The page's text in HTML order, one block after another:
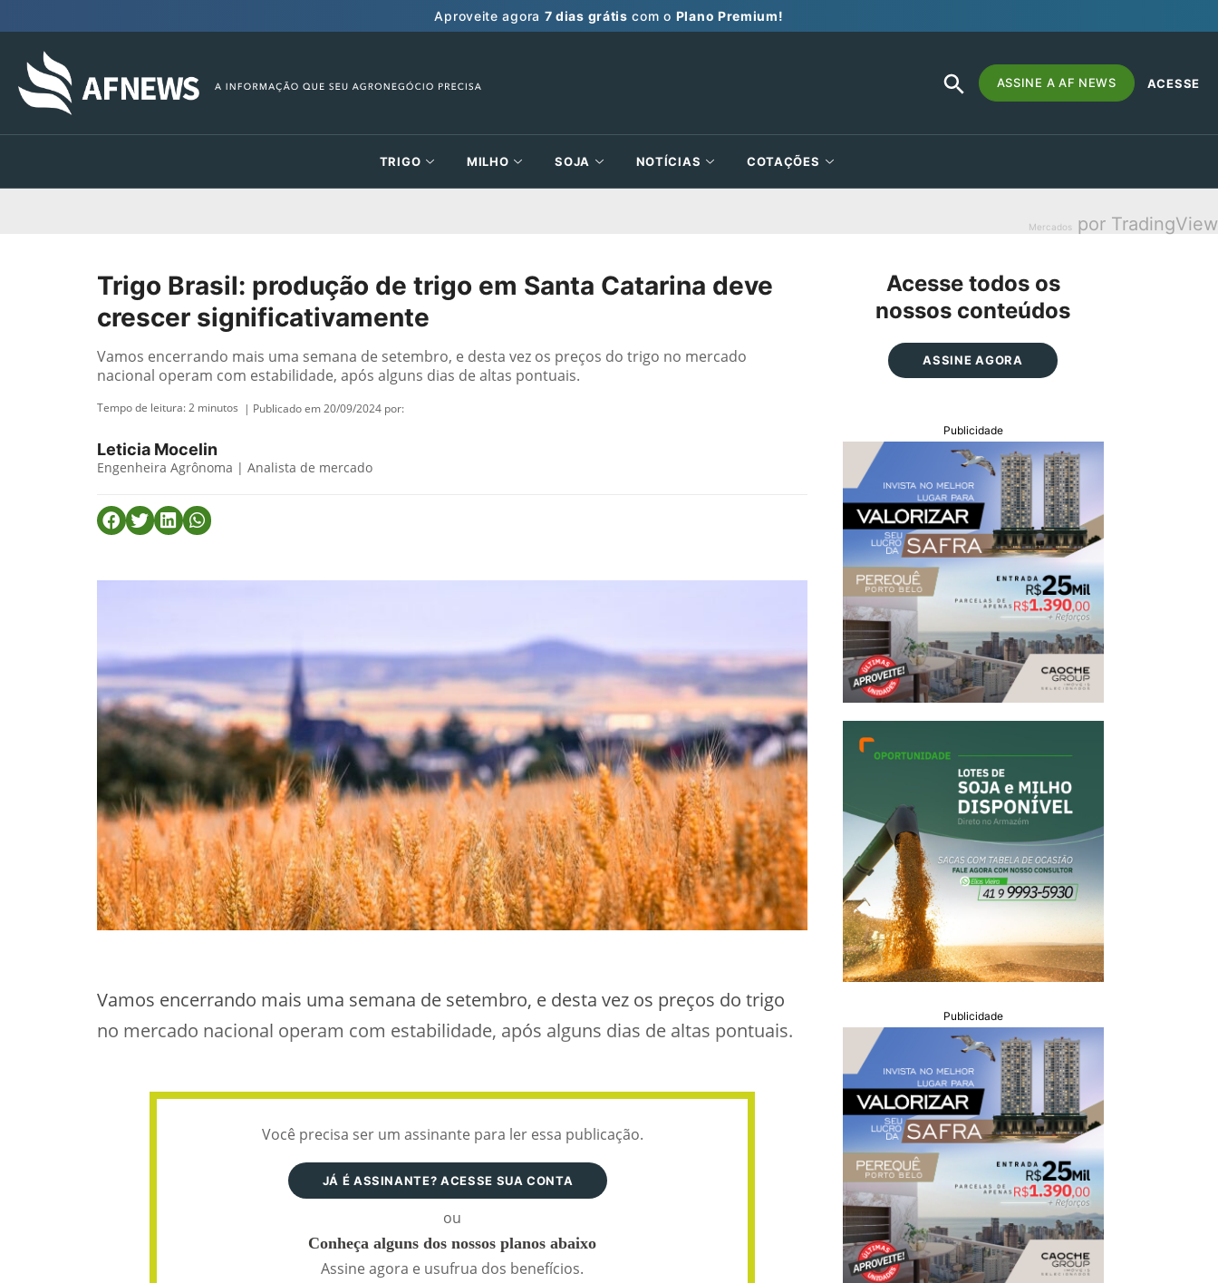
Aproveite agora 7 dias grátis com o Plano Premium!
Search
for:
SEARCH
BUTTON
ASSINE A AF NEWS ACESSE
TRIGO MILHO SOJA NOTÍCIAS COTAÇÕES
Mercados por TradingView
Trigo Brasil: produção de trigo em Santa Catarina deve
crescer significativamente
Vamos encerrando mais uma semana de setembro, e desta vez os preços do trigo no mercado
nacional operam com estabilidade, após alguns dias de altas pontuais.
Tempo de leitura:2 minutos | Publicado em 20/09/2024 por:
Leticia Mocelin
Engenheira Agrônoma | Analista de mercado
Vamos encerrando mais uma semana de setembro, e desta vez os preços do trigo
no mercado nacional operam com estabilidade, após alguns dias de altas pontuais.
Você precisa ser um assinante para ler essa publicação.
JÁ É ASSINANTE? ACESSE SUA CONTA
ou
Conheça alguns dos nossos planos abaixo
Assine agora e usufrua dos benefícios.
Acesse todos os
nossos conteúdos
ASSINE AGORA
Publicidade
Publicidade